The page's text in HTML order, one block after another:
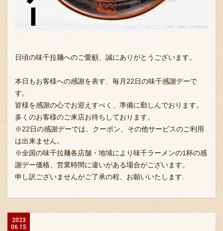
日頃の味千拉麺へのご愛顧、誠にありがとうございます。
本日もお客様への感謝を表す、毎月22日の味千感謝デーで
す。
皆様を感謝の心でお迎えすべく、準備に勤しんでおります。
多くのお客様のご来店お待ちしております。
※22日の感謝デーでは、クーポン、その他サービスのご利用
は出来ません。
※全国の味千拉麺各店舗・地域により味千ラーメンの1杯の感
謝デー価格、営業時間に違いがある場合がございます。
申し訳ございませんがご了承の程、お願いいたします.
2023
06.15